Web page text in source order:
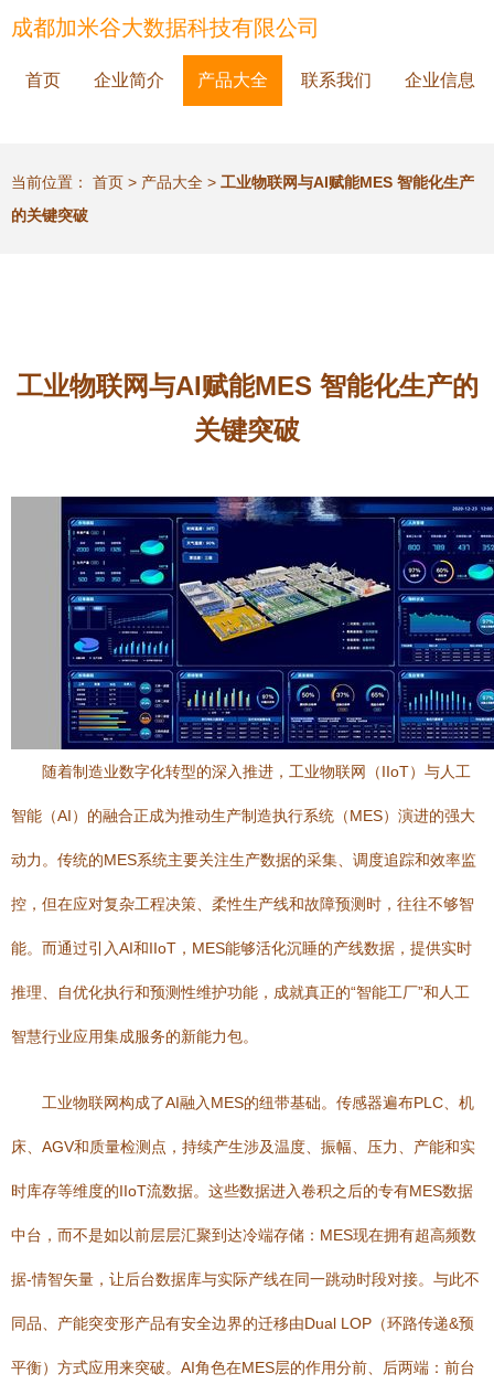
成都加米谷大数据科技有限公司
首页 企业简介 产品大全 联系我们 企业信息
当前位置： 首页 > 产品大全 > 工业物联网与AI赋能MES 智能化生产
的关键突破
工业物联网与AI赋能MES 智能化生产的
关键突破
随着制造业数字化转型的深入推进，工业物联网（IIoT）与人工
智能（AI）的融合正成为推动生产制造执行系统（MES）演进的强大
动力。传统的MES系统主要关注生产数据的采集、调度追踪和效率监
控，但在应对复杂工程决策、柔性生产线和故障预测时，往往不够智
能。而通过引入AI和IIoT，MES能够活化沉睡的产线数据，提供实时
推理、自优化执行和预测性维护功能，成就真正的“智能工厂”和人工
智慧行业应用集成服务的新能力包。
工业物联网构成了AI融入MES的纽带基础。传感器遍布PLC、机
床、AGV和质量检测点，持续产生涉及温度、振幅、压力、产能和实
时库存等维度的IIoT流数据。这些数据进入卷积之后的专有MES数据
中台，而不是如以前层层汇聚到达冷端存储：MES现在拥有超高频数
据-情智矢量，让后台数据库与实际产线在同一跳动时段对接。与此不
同品、产能突变形产品有安全边界的迁移由Dual LOP（环路传递&预
平衡）方式应用来突破。AI角色在MES层的作用分前、后两端：前台